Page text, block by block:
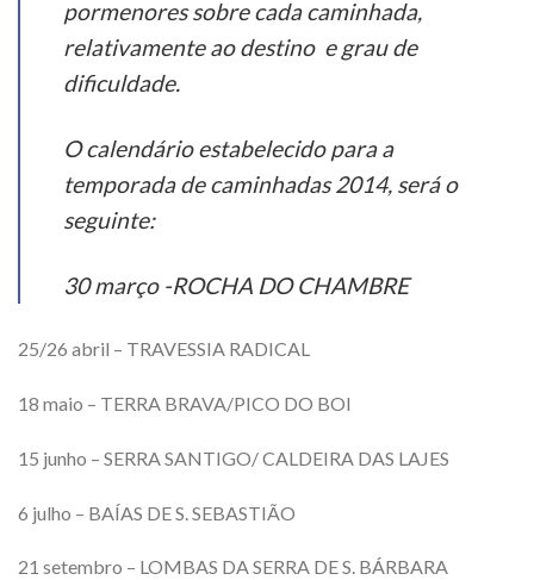
pormenores sobre cada caminhada,
relativamente ao destino e grau de
dificuldade.
O calendário estabelecido para a
temporada de caminhadas 2014, será o
seguinte:
30 março -ROCHA DO CHAMBRE
25/26 abril – TRAVESSIA RADICAL
18 maio – TERRA BRAVA/PICO DO BOI
15 junho – SERRA SANTIGO/ CALDEIRA DAS LAJES
6 julho – BAÍAS DE S. SEBASTIÃO
21 setembro – LOMBAS DA SERRA DE S. BÁRBARA